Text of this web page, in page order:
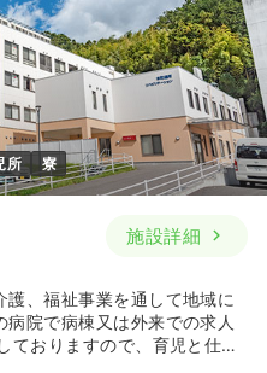
所 寮
施設詳細
、福祉事業を通して地域に
院で病棟又は外来での求人
ておりますので、育児と仕事